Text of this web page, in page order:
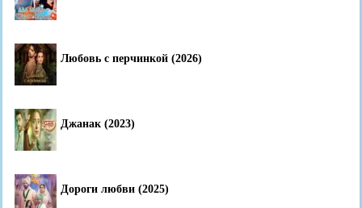
Любовь с перчинкой (2026)
Джанак (2023)
Дороги любви (2025)